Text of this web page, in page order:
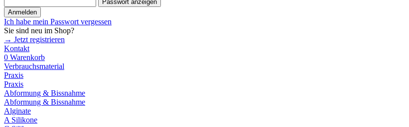
Passwort anzeigen
Anmelden
Ich habe mein Passwort vergessen
Sie sind neu im Shop?
→ Jetzt registrieren
Kontakt
0 Warenkorb
Verbrauchsmaterial
Praxis
Praxis
Abformung & Bissnahme
Abformung & Bissnahme
Alginate
A Silikone